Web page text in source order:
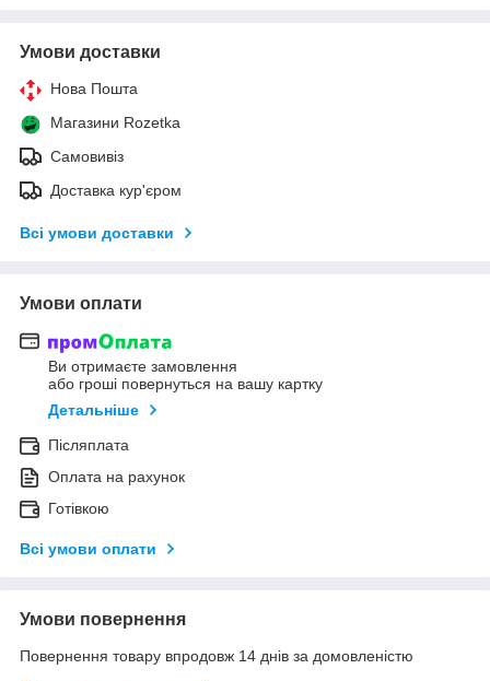
Умови доставки
Нова Пошта
Магазини Rozetka
Самовивіз
Доставка кур'єром
Всі умови доставки
Умови оплати
Ви отримаєте замовлення
або гроші повернуться на вашу картку
Детальніше
Післяплата
Оплата на рахунок
Готівкою
Всі умови оплати
Умови повернення
Повернення товару впродовж 14 днів за домовленістю